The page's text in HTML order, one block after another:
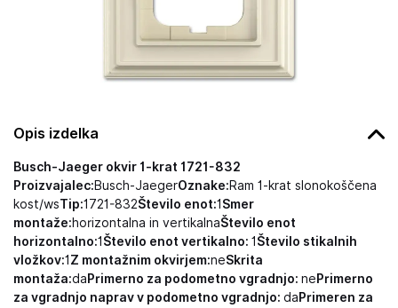
Opis izdelka
Busch-Jaeger okvir 1-krat 1721-832
Proizvajalec:Busch-JaegerOznake:Ram 1-krat slonokoščena
kost/wsTip:1721-832Število enot:1 Smer
montaže:horizontalna in vertikalnaŠtevilo enot
horizontalno:1 Število enot vertikalno: 1 Število stikalnih
vložkov:1 Z montažnim okvirjem:neSkrita
montaža:daPrimerno za podometno vgradnjo: nePrimerno
za vgradnjo naprav v podometno vgradnjo: daPrimeren za